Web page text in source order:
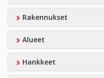
Rakennukset
Alueet
Hankkeet